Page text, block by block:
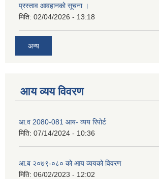
प्रस्ताव आवहानको सूचना ।
मिति: 02/04/2026 - 13:18
अन्य
आय व्यय विवरण
आ.व 2080-081 आय- व्यय रिपोर्ट
मिति: 07/14/2024 - 10:36
आ.ब २०७९-०८० को आय व्ययको विवरण
मिति: 06/02/2023 - 12:02